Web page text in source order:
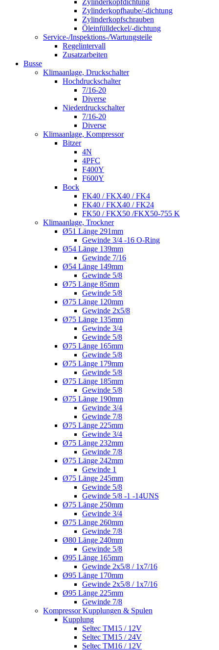
Zylinderkopfdichtung
Zylinderkopfhaube/-dichtung
Zylinderkopfschrauben
Öleinfülldeckel/-dichtung
Service-/Inspektions-/Wartungsteile
Regelintervall
Zusatzarbeiten
Busse
Klimaanlage, Druckschalter
Hochdruckschalter
7/16-20
Diverse
Niederdruckschalter
7/16-20
Diverse
Klimaanlage, Kompressor
Bitzer
4N
4PFC
F400Y
F600Y
Bock
FK40 / FKX40 / FK4
FK40 / FKX40 / FK24
FK50 / FKX50 /FKX50-755 K
Klimaanlage, Trockner
Ø51 Länge 291mm
Gewinde 3/4 -16 O-Ring
Ø54 Länge 139mm
Gewinde 7/16
Ø54 Länge 149mm
Gewinde 5/8
Ø75 Länge 85mm
Gewinde 5/8
Ø75 Länge 120mm
Gewinde 2x5/8
Ø75 Länge 135mm
Gewinde 3/4
Gewinde 5/8
Ø75 Länge 165mm
Gewinde 5/8
Ø75 Länge 179mm
Gewinde 5/8
Ø75 Länge 185mm
Gewinde 5/8
Ø75 Länge 190mm
Gewinde 3/4
Gewinde 7/8
Ø75 Länge 225mm
Gewinde 3/4
Ø75 Länge 232mm
Gewinde 7/8
Ø75 Länge 242mm
Gewinde 1
Ø75 Länge 245mm
Gewinde 5/8
Gewinde 5/8 -1 -14UNS
Ø75 Länge 250mm
Gewinde 3/4
Ø75 Länge 260mm
Gewinde 7/8
Ø80 Länge 240mm
Gewinde 5/8
Ø95 Länge 165mm
Gewinde 2x5/8 / 1x7/16
Ø95 Länge 170mm
Gewinde 2x5/8 / 1x7/16
Ø95 Länge 225mm
Gewinde 7/8
Kompressor Kupplungen & Spulen
Kupplung
Seltec TM15 / 12V
Seltec TM15 / 24V
Seltec TM16 / 12V